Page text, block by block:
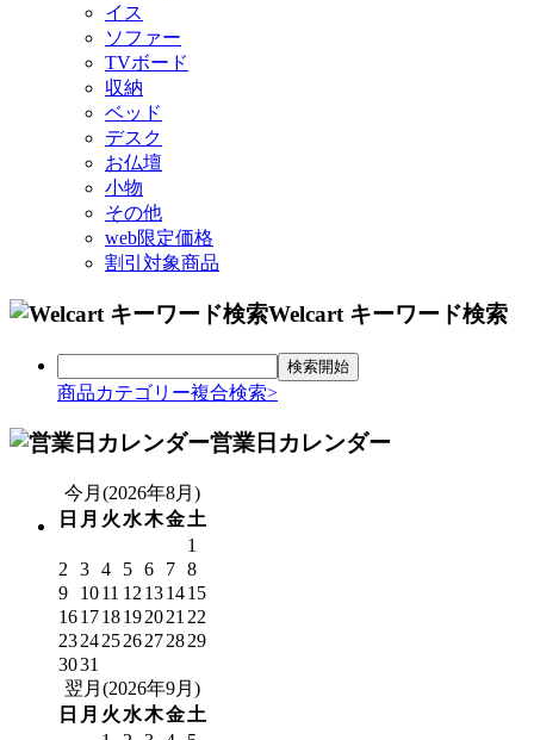
イス
ソファー
TVボード
収納
ベッド
デスク
お仏壇
小物
その他
web限定価格
割引対象商品
Welcart キーワード検索
商品カテゴリー複合検索>
営業日カレンダー
今月(2026年8月)
日 月 火 水木金土
1
2
3 4 5 6 7 8
9
1011 12 131415
161718192021 22
23242526272829
3031
翌月(2026年9月)
日 月 火 水木金土